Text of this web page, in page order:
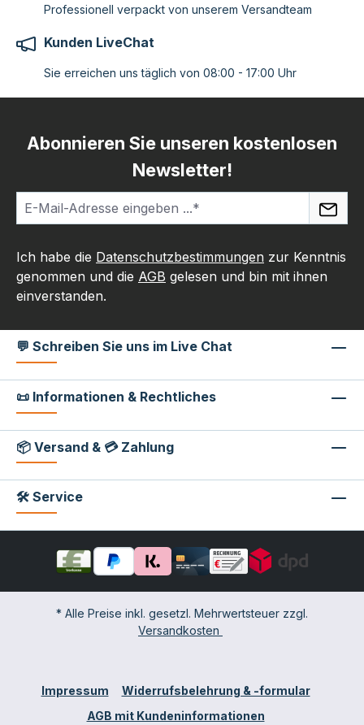
Professionell verpackt von unserem Versandteam
Kunden LiveChat
Sie erreichen uns täglich von 08:00 - 17:00 Uhr
Abonnieren Sie unseren kostenlosen
Newsletter!
Ich habe die Datenschutzbestimmungen zur Kenntnis
genommen und die AGB gelesen und bin mit ihnen
einverstanden.
💬 Schreiben Sie uns im Live Chat
📜 Informationen & Rechtliches
📦 Versand & 💳 Zahlung
🛠 Service
* Alle Preise inkl. gesetzl. Mehrwertsteuer zzgl.
Versandkosten
Impressum
Widerrufsbelehrung & -formular
AGB mit Kundeninformationen